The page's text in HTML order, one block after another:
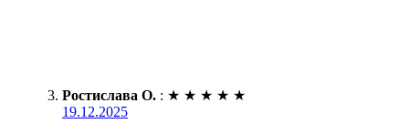
Ростислава О. : ★ ★ ★ ★ ★
19.12.2025